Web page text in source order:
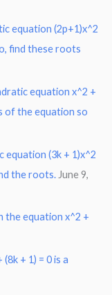
equation (2p+1)x^2
find these roots
equation x^2 +
of the equation so
equation (3k + 1)x^2
the roots. June 9,
the equation x^2 +
+ 1) = 0 is a